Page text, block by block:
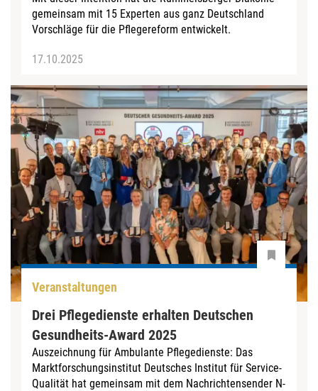
gemeinsam mit 15 Experten aus ganz Deutschland
Vorschläge für die Pflegereform entwickelt.
17.10.2025
Veranstaltungen
Drei Pflegedienste erhalten Deutschen
Gesundheits-Award 2025
Auszeichnung für Ambulante Pflegedienste: Das
Marktforschungsinstitut Deutsches Institut für Service-
Qualität hat gemeinsam mit dem Nachrichtensender N-